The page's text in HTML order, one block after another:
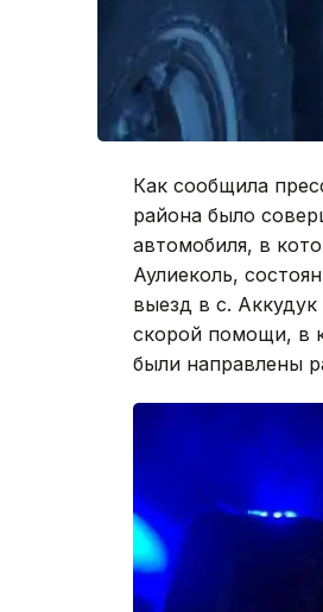
Как сообщила
района было
автомобиля, в
Аулиеколь,
выезд в с.
скорой помощи, в
были направлены